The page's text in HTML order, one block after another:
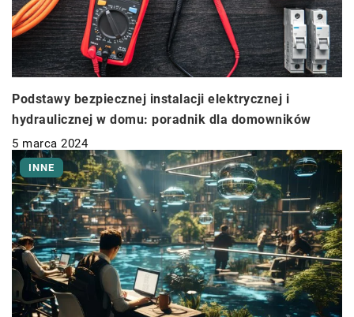
Podstawy bezpiecznej instalacji elektrycznej i
hydraulicznej w domu: poradnik dla domowników
5 marca 2024
INNE